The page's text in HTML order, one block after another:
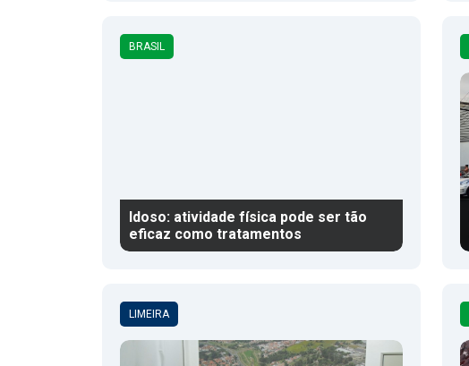
BRASIL
Idoso: atividade física pode ser tão
eficaz como tratamentos
LIMEIRA